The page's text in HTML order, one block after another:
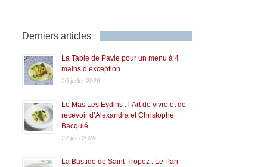
Derniers articles
La Table de Pavie pour un menu à 4
mains d’exception
20 juillet 2026
Le Mas Les Eydins : l’Art de vivre et de
recevoir d’Alexandra et Christophe
Bacquié
22 juin 2026
La Bastide de Saint-Tropez : Le Pari